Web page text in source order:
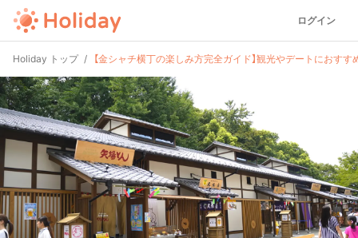
ログイン
Holiday トップ 【金シャチ横丁の楽しみ方完全ガイド】観光やデートにおすす